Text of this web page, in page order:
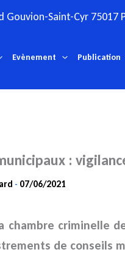
Gouvion-Saint-Cyr 75017
Evènement Publication
:
- 07/06/2021
chambre criminelle
de conseils